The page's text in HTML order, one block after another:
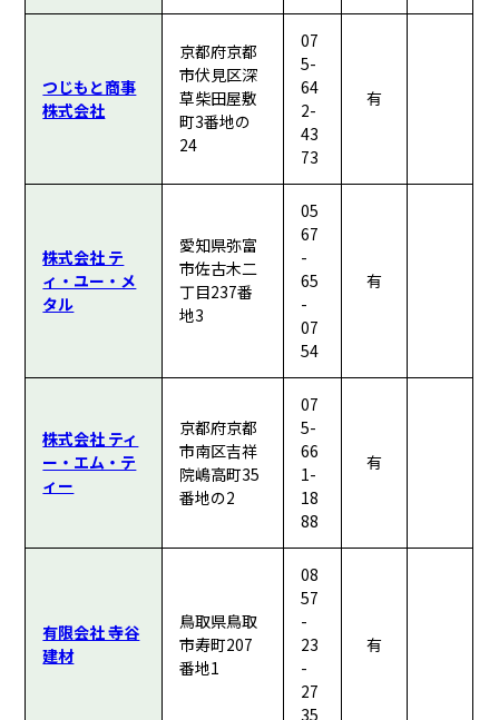
つじもと商事
株式会社
京都府京都
市伏見区深
草柴田屋敷
町3番地の
24
07
5-
64
2-
43
73
有
株式会社 テ
ィ・ユー・メ
タル
愛知県弥富
市佐古木二
丁目237番
地3
05
67
-
65
-
07
54
有
株式会社 ティ
ー・エム・テ
ィー
京都府京都
市南区吉祥
院嶋高町35
番地の2
07
5-
66
1-
18
88
有
有限会社 寺谷
建材
鳥取県鳥取
市寿町207
番地1
08
57
-
23
-
27
35
有